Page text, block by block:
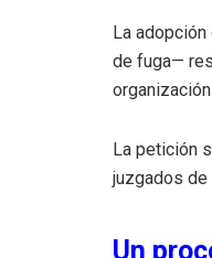
La
de fuga—
La petición
juzgados de
Un